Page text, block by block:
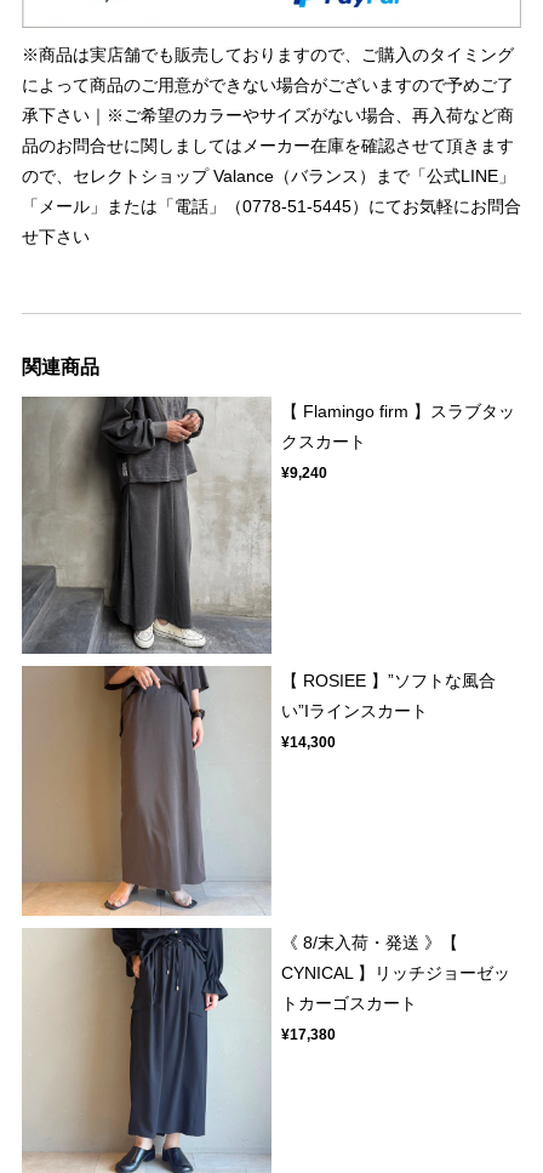
※商品は実店舗でも販売しておりますので、ご購入のタイミング
によって商品のご用意ができない場合がございますので予めご了
承下さい｜※ご希望のカラーやサイズがない場合、再入荷など商
品のお問合せに関しましてはメーカー在庫を確認させて頂きます
ので、セレクトショップ Valance（バランス）まで「公式LINE」
「メール」または「電話」（0778-51-5445）にてお気軽にお問合
せ下さい
関連商品
【 Flamingo firm 】スラブタッ
クスカート
¥9,240
【 ROSIEE 】”ソフトな風合
い”Iラインスカート
¥14,300
《 8/末入荷・発送 》【
CYNICAL 】リッチジョーゼッ
トカーゴスカート
¥17,380